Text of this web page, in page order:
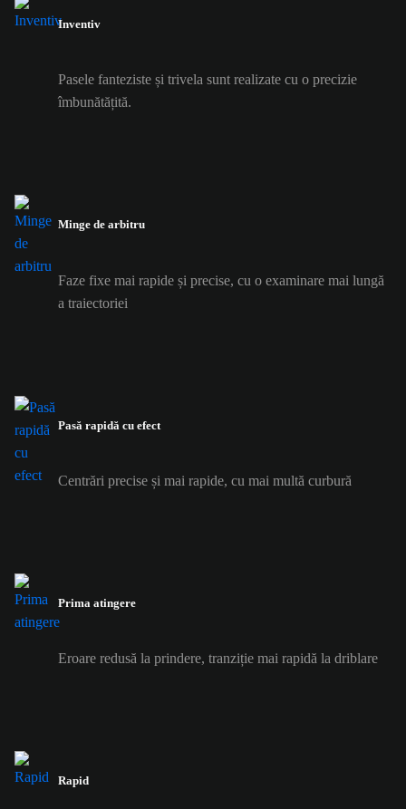
Inventiv
Pasele fanteziste și trivela sunt realizate cu o precizie
îmbunătățită.
Minge de arbitru
Faze fixe mai rapide și precise, cu o examinare mai lungă
a traiectoriei
Pasă rapidă cu efect
Centrări precise și mai rapide, cu mai multă curbură
Prima atingere
Eroare redusă la prindere, tranziție mai rapidă la driblare
Rapid